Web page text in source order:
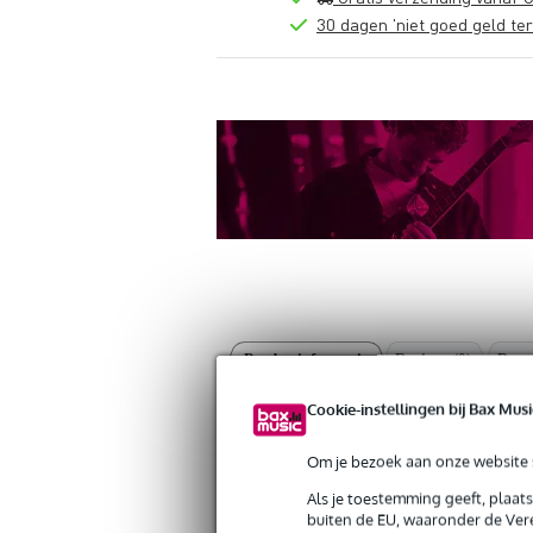
Cookie-instellingen bij Bax
Om je bezoek aan onze
Als je toestemming geeft,
buiten de EU, waaronder de
30 dagen 'niet goed geld
Productinformatie Reviews(0)
Klotz PD4-5XK11A040.0 DMX
Artikelnr:9000-0144-0131
Servicebelofte
Bax Music Garantie : Op dit product